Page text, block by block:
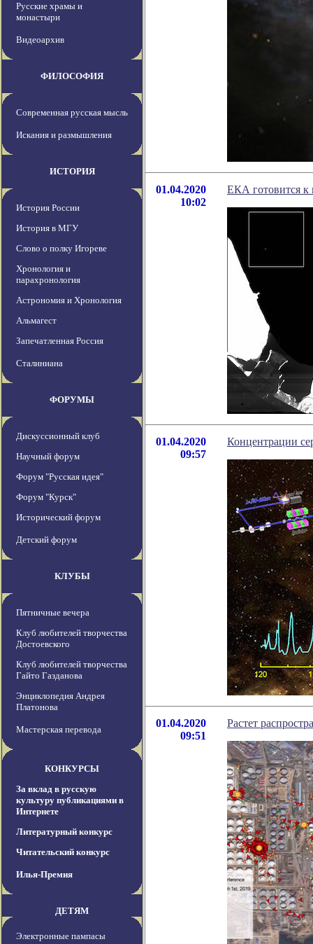
Русские храмы и
монастыри
Видеоархив
ФИЛОСОФИЯ
Современная русская мысль
Искания и размышления
ИСТОРИЯ
История России
История в МГУ
Слово о полку Игореве
Хронология и
парахронология
Астрономия и Хронология
Альмагест
Запечатленная Россия
Сталиниана
ФОРУМЫ
Дискуссионный клуб
Научный форум
Форум "Русская идея"
Форум "Курск"
Исторический форум
Детский форум
КЛУБЫ
Пятничные вечера
Клуб любителей творчества
Достоевского
Клуб любителей творчества
Гайто Газданова
Энциклопедия Андрея
Платонова
Мастерская перевода
КОНКУРСЫ
За вклад в русскую
культуру публикациями в
Интернете
Литературный конкурс
Читательский конкурс
Илья-Премия
ДЕТЯМ
Электронные пампасы
01.04.2020
10:02
ЕКА готовится к
01.04.2020
09:57
Концентрации
01.04.2020
09:51
Растет